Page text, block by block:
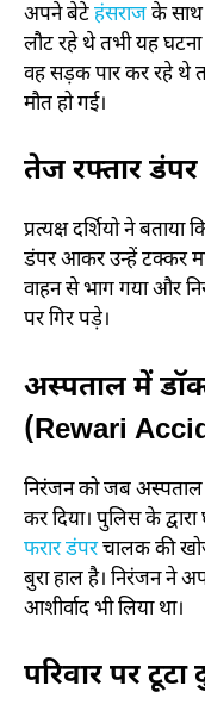
अपने बेटेहंसराजके साथ
लौट रहे थे तभी यह
वह सड़क पार कर रहे थे
मौत हो गई।
तेज रफ्तार डंपर
प्रत्यक्ष दर्शियो ने बताया
डंपर आकर उन्हें टक्कर
वाहन से भाग गया और
पर गिर पड़े।
अस्पताल में
(Rewari
निरंजन को जब अस्पताल
कर दिया। पुलिस के
फरार डंपरचालक की
बुरा हाल है। निरंजन ने
आशीर्वाद भी लिया था।
परिवार पर